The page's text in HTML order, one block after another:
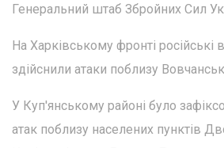
Генеральний штаб Збройних Сил
На Харківському фронті російські
здійснили атаки поблизу
У Куп'янському районі було
атак поблизу населених пунктів